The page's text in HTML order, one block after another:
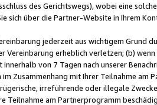
des Gerichtswegs), wobei eine
sich über die Partner-Website in Ihrem
jederzeit aus wichtigem Grund
Vereinbarung erheblich verletzen; (b)
von 7 Tagen nach unserer
Zusammenhang mit Ihrer Teilnahme am
irreführende oder illegale
Teilnahme am Partnerprogramm